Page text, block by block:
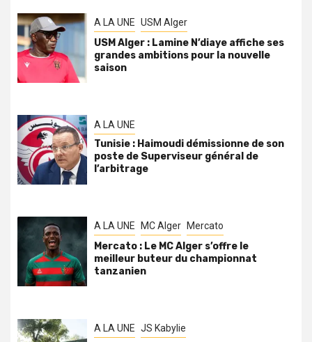
A LA UNE USM Alger
USM Alger : Lamine N’diaye affiche ses
grandes ambitions pour la nouvelle
saison
A LA UNE
Tunisie : Haimoudi démissionne de son
poste de Superviseur général de
l’arbitrage
A LA UNE MC Alger Mercato
Mercato : Le MC Alger s’offre le
meilleur buteur du championnat
tanzanien
A LA UNE JS Kabylie